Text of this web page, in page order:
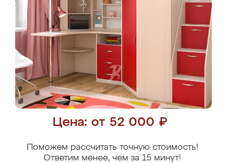
Цена: от 52 000 ₽
Поможем рассчитать точную стоимость!
Ответим менее, чем за 15 минут!